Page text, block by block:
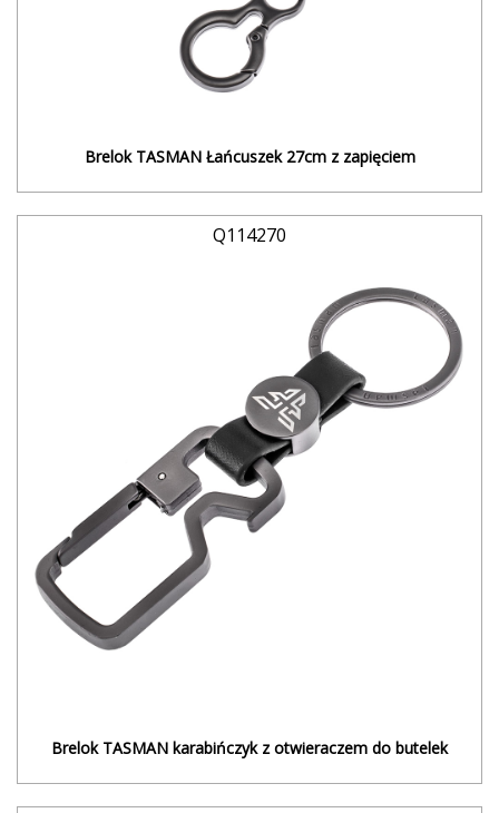
Brelok TASMAN Łańcuszek 27cm z zapięciem
Q114270
Brelok TASMAN karabińczyk z otwieraczem do butelek